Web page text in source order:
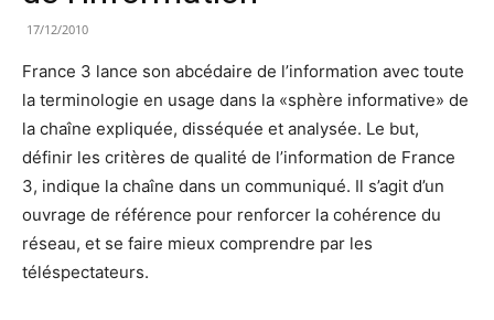
17/12/2010
France 3 lance son abcédaire de l’information avec toute
la terminologie en usage dans la «sphère informative» de
la chaîne expliquée, disséquée et analysée. Le but,
définir les critères de qualité de l’information de France
3, indique la chaîne dans un communiqué. Il s’agit d’un
ouvrage de référence pour renforcer la cohérence du
réseau, et se faire mieux comprendre par les
téléspectateurs.